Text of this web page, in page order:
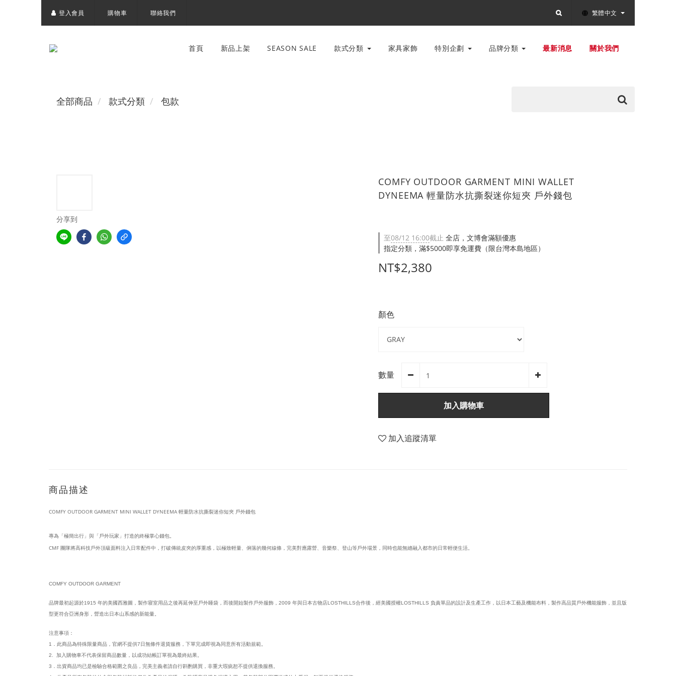
登入會員 購物車 聯絡我們 繁體中文
首頁 新品上架 SEASON SALE 款式分類 家具家飾 特別企劃 品牌分類 最新消息 關於我們
全部商品 款式分類 包款
分享到
COMFY OUTDOOR GARMENT MINI WALLET
DYNEEMA 輕量防水抗撕裂迷你短夾 戶外錢包
至08/12 16:00截止 全店，文博會滿額優惠
指定分類，滿$5000即享免運費（限台灣本島地區）
NT$2,380
顏色
數量
加入購物車
加入追蹤清單
商品描述
COMFY OUTDOOR GARMENT MINI WALLET DYNEEMA 輕量防水抗撕裂迷你短夾 戶外錢包
專為「極簡出行」與「戶外玩家」打造的終極掌心錢包。
CMF 團隊將高科技戶外頂級面料注入日常配件中，打破傳統皮夾的厚重感，以極致輕量、俐落的幾何線條，完美對應露營、音樂祭、登山等戶外場景，同時也能無縫融入都市的日常輕便生活。
COMFY OUTDOOR GARMENT
品牌最初起源於1915 年的美國西雅圖，製作寢室用品之後再延伸至戶外睡袋，而後開始製作戶外服飾，2009 年與日本古物店LOSTHILLS合作後，經美國授權LOSTHILLS 負責單品的設計及生產工作，以日本工藝及機能布料，製作高品質戶外機能服飾，並且版
型更符合亞洲身形，營造出日本山系感的新能量。
注意事項：
1．此商品為特殊限量商品，官網不提供7日無條件退貨服務，下單完成即視為同意所有活動規範。
2. 加入購物車不代表保留商品數量，以成功結帳訂單視為最終結果。
3．出貨商品均已是檢驗合格範圍之良品，完美主義者請自行斟酌購買，非重大瑕疵恕不提供退換服務。